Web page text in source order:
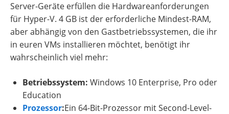
Server-Geräte erfüllen die Hardwareanforderungen
für Hyper-V. 4 GB ist der erforderliche Mindest-RAM,
aber abhängig von den Gastbetriebssystemen, die ihr
in euren VMs installieren möchtet, benötigt ihr
wahrscheinlich viel mehr:
Betriebssystem: Windows 10 Enterprise, Pro oder
Education
Prozessor:Ein 64-Bit-Prozessor mit Second-Level-